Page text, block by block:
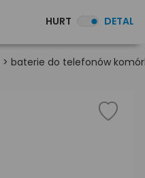
HURT DETAL
> baterie do telefonów